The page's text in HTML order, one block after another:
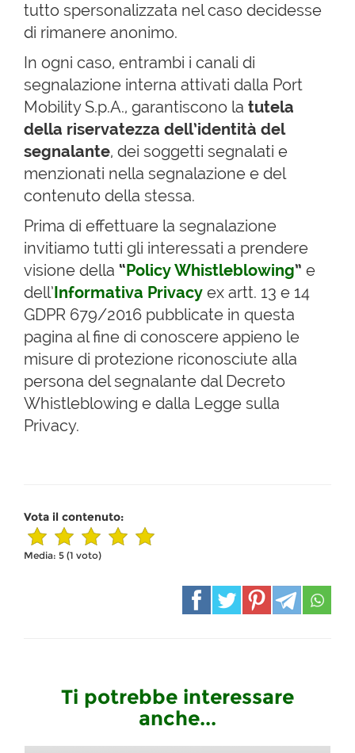
tutto spersonalizzata nel caso decidesse
di rimanere anonimo.
In ogni caso, entrambi i canali di
segnalazione interna attivati dalla Port
Mobility S.p.A., garantiscono la tutela
della riservatezza dell’identità del
segnalante, dei soggetti segnalati e
menzionati nella segnalazione e del
contenuto della stessa.
Prima di effettuare la segnalazione
invitiamo tutti gli interessati a prendere
visione della “Policy Whistleblowing” e
dell’Informativa Privacy ex artt. 13 e 14
GDPR 679/2016 pubblicate in questa
pagina al fine di conoscere appieno le
misure di protezione riconosciute alla
persona del segnalante dal Decreto
Whistleblowing e dalla Legge sulla
Privacy.
Vota il contenuto:
Media: 5 (1 voto)
Ti potrebbe interessare
anche...